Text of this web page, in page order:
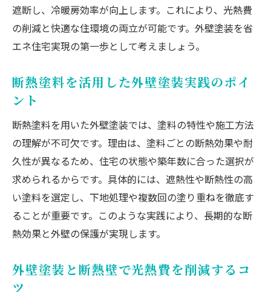
遮断し、冷暖房効率が向上します。これにより、光熱費
の削減と快適な住環境の両立が可能です。外壁塗装を省
エネ住宅実現の第一歩として考えましょう。
断熱塗料を活用した外壁塗装実践のポイ
ント
断熱塗料を用いた外壁塗装では、塗料の特性や施工方法
の理解が不可欠です。理由は、塗料ごとの断熱効果や耐
久性が異なるため、住宅の状態や築年数に合った選択が
求められるからです。具体的には、遮熱性や断熱性の高
い塗料を選定し、下地処理や複数回の塗り重ねを徹底す
ることが重要です。このような実践により、長期的な断
熱効果と外壁の保護が実現します。
外壁塗装と断熱壁で光熱費を削減するコ
ツ